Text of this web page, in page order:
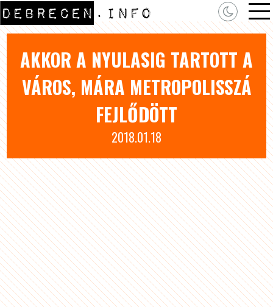
AKKOR A NYULASIG TARTOTT A
VÁROS, MÁRA METROPOLISSZÁ
FEJLŐDÖTT
2018.01.18